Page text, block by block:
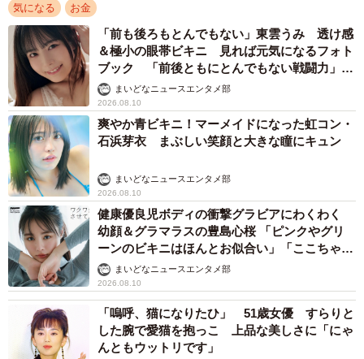
気になる お金
「前も後ろもとんでもない」東雲うみ 透け感
＆極小の眼帯ビキニ 見れば元気になるフォト
ブック 「前後ともにとんでもない戦闘力」
「桃ダイナマイトがすごい」
まいどなニュースエンタメ部
2026.08.10
爽やか青ビキニ！マーメイドになった虹コン・
石浜芽衣 まぶしい笑顔と大きな瞳にキュン
まいどなニュースエンタメ部
2026.08.10
健康優良児ボディの衝撃グラビアにわくわく
幼顔＆グラマラスの豊島心桜 「ピンクやグリ
ーンのビキニはほんとお似合い」「ここちゃん
天使 また可愛くなった」
まいどなニュースエンタメ部
2026.08.10
「嗚呼、猫になりたひ」 51歳女優 すらりと
した腕で愛猫を抱っこ 上品な美しさに「にゃ
んともウットリです」